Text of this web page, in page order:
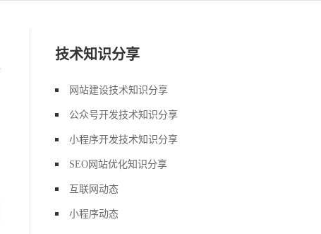
技术知识分享
网站建设技术知识分享
公众号开发技术知识分享
小程序开发技术知识分享
SEO网站优化知识分享
互联网动态
小程序动态